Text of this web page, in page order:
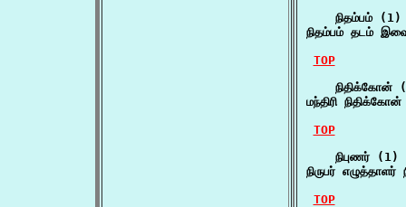
    நிதம்பம் (1)
நிதம்பம் தடம்
TOP
நிதிக்கோன்
மந்திரி
TOP
    நிபுணர் (1)
நிருபர்
TOP